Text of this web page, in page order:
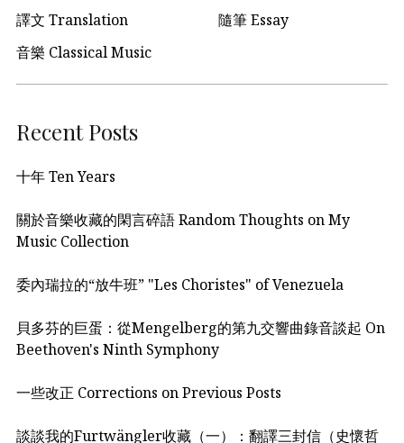
譯文 Translation
隨筆 Essay
音樂 Classical Music
Recent Posts
十年 Ten Years
關於音樂收藏的閑言碎語 Random Thoughts on My
Music Collection
委內瑞拉的“放牛班” "Les Choristes" of Venezuela
貝多芬的巨蛋：從Mengelberg的第九交響曲錄音談起 On
Beethoven's Ninth Symphony
一些改正 Corrections on Previous Posts
談談我的Furtwängler收藏（一）：翻譯三封信（史懷哲